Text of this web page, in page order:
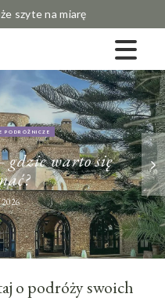
szyte na miarę
PODRÓŻNICZE
warto się
o podróży swoich